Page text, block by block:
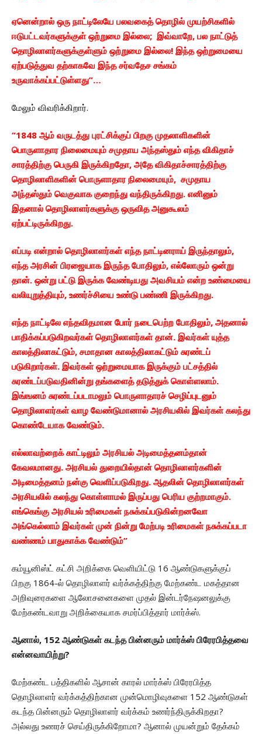
ஏனென்றால் ஒரு நாட்டிலேயே பலவகைத் தொழில் முயற்சிகளில்
ஈடுபட்டவர்களுக்குள் ஒற்றுமை இல்லை; இவ்வாறே, பல நாட்டுத்
தொழிலாளர்களுக்குள்ளும் ஒற்றுமை இல்லை! இந்த ஒற்றுமையை
ஏற்படுத்துவ தற்காகவே இந்த சர்வதேச சங்கம்
உருவாக்கப்பட்டுள்ளது”…
மேலும் விவரிக்கிறார்.
“1848 ஆம் வருடத்து புரட்சிக்குப் பிறகு முதலாளிகளின்
பொருளாதார நிலைமையும் சமுதாய அந்தஸ்தும் எந்த விகிதாச்
சாரத்திற்கு பெருகி இருக்கிறதோ, அதே விகிதாச்சாரத்திற்கு
தொழிலாளிகளின் பொருளாதார நிலைமையும், சமுதாய
அந்தஸ்தும் வெகுவாக குறைந்து வந்திருக்கிறது. எனினும்
இதனால் தொழிலாளர்களுக்கு ஒருவித அனுகூலம்
ஏற்பட்டிருக்கிறது.
எப்படி என்றால் தொழிலாளர்கள் எந்த நாட்டினராய் இருந்தாலும்,
எந்த அரசின் பிரஜையாக இருந்த போதிலும், எல்லோரும் ஒன்று
தான். ஒன்று பட்டு இருக்க வேண்டியது அவசியம் என்ற உண்மையை
வலியுறுத்தியும், உணர்ச்சியை உண்டு பண்ணி இருக்கிறது.
எந்த நாட்டிலே எந்தவிதமான போர் நடைபெற்ற போதிலும், அதனால்
பாதிக்கப்படுகிறவர்கள் தொழிலாளர்கள் தான். இவர்கள் யுத்த
காலத்திலாகட்டும், சமாதான காலத்திலாகட்டும் சுரண்டப்
படுகிறார்கள். இவர்கள் ஒற்றுமையாக இருக்கும் பட்சத்தில்
சுரண்டப்படுவதினின்று தங்களைத் தடுத்துக் கொள்ளலாம்.
இங்ஙனம் சுரண்டப்படாமலும் பொருளாதாரச் செழிப்புடனும்
தொழிலாளர்கள் வாழ வேண்டுமானால் அரசியலில் இவர்கள் கலந்து
கொண்டேயாக வேண்டும்.
எல்லாவற்றைக் காட்டிலும் அரசியல் அடிமைத்தனம்தான்
கேவலமானது. அரசியல் துறையில்தான் தொழிலாளர்களின்
அடிமைத்தனம் நன்கு வெளிப்படுகிறது. ஆதலின் தொழிலாளர்கள்
அரசியலில் கலந்து கொள்ளாமல் இருப்பது பெரிய குற்றமாகும்.
எங்கெங்கு அரசியல் உரிமைகள் நசுக்கப்படுகின்றனவோ
அங்கெல்லாம் இவர்கள் முன் நின்று மேற்படி உரிமைகள் நசுக்கப்படா
வண்ணம் பாதுகாக்க வேண்டும்”
கம்யூனிஸ்ட் கட்சி அறிக்கை வெளியிட்டு 16 ஆண்டுகளுக்குப்
பிறகு 1864-ல் தொழிலாளர் வர்க்கத்திற்கு மேற்கண்ட மகத்தான
அறிவுரைகளை ஆலோசனைகளை முதல் இன்டர்நேஷனலுக்கு
மேற்கண்டவாறு அறிக்கையாக சமர்ப்பித்தார் மார்க்ஸ்.
ஆனால், 152 ஆண்டுகள் கடந்த பின்னரும் மார்க்ஸ் பிரேரபித்தவை
என்னவாயிற்று?
மேற்கண்ட பத்திகளில் ஆசான் காரல் மார்க்ஸ் பிரேரபித்த
தொழிலாளர் வர்க்கத்திற்கான முன்மொழிவுகளை 152 ஆண்டுகள்
கடந்த பின்னரும் தொழிலாளர் வர்க்கம் உணர்ந்திருக்கிறதா?
அல்லது உணரச் செய்திருக்கிறோமா? ஆனால் முயன்றும் தேக்கம்